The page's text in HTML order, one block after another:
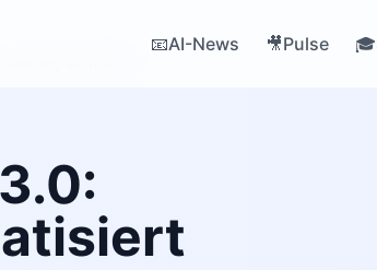
📧AI-News 🎥Pulse 🎓
Workflows